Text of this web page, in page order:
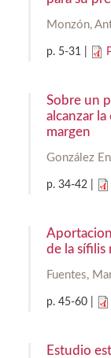
Monzón,
p. 5-31
Sobre un
alcanzar la
margen
González
p. 34-42
de la sífilis
Fuentes,
p. 45-60|
Estudio